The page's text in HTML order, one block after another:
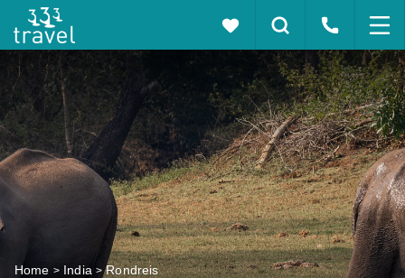
Home India Rondreis